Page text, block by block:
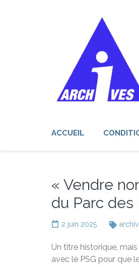
ACCUEIL
« Vendre
du Parc des
2 juin 2025
Un titre historique,
avec le PSG pour que